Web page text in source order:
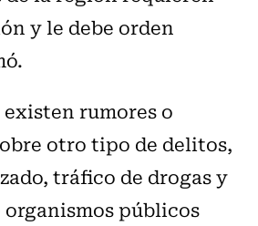
y le debe orden
existen rumores o
otro tipo de delitos,
tráfico de drogas y
públicos